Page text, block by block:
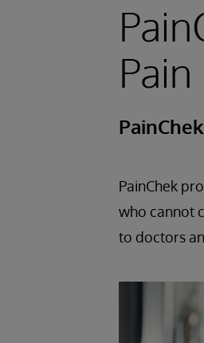
PainChek
PainChek
who cannot
to doctors